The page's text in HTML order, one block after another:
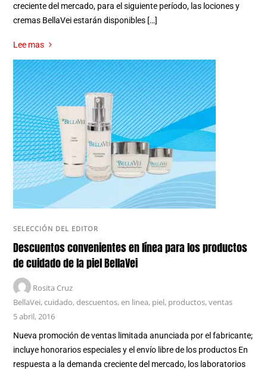
creciente del mercado, para el siguiente período, las lociones y
cremas BellaVei estarán disponibles […]
Lee mas
SELECCIÓN DEL EDITOR
Descuentos convenientes en línea para los productos
de cuidado de la piel BellaVei
Rosita Cruz
BellaVei,cuidado,descuentos,en linea, piel, productos,ventas
5 abril, 2016
Nueva promoción de ventas limitada anunciada por el fabricante;
incluye honorarios especiales y el envío libre de los productos En
respuesta a la demanda creciente del mercado, los laboratorios